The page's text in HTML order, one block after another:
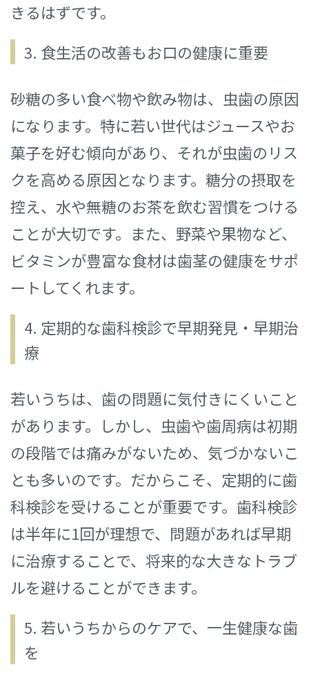
きるはずです。
3. 食生活の改善もお口の健康に重要
砂糖の多い食べ物や飲み物は、虫歯の原因
になります。特に若い世代はジュースやお
菓子を好む傾向があり、それが虫歯のリス
クを高める原因となります。糖分の摂取を
控え、水や無糖のお茶を飲む習慣をつける
ことが大切です。また、野菜や果物など、
ビタミンが豊富な食材は歯茎の健康をサポ
ートしてくれます。
4. 定期的な歯科検診で早期発見・早期治
療
若いうちは、歯の問題に気付きにくいこと
があります。しかし、虫歯や歯周病は初期
の段階では痛みがないため、気づかないこ
とも多いのです。だからこそ、定期的に歯
科検診を受けることが重要です。歯科検診
は半年に1回が理想で、問題があれば早期
に治療することで、将来的な大きなトラブ
ルを避けることができます。
5. 若いうちからのケアで、一生健康な歯
を